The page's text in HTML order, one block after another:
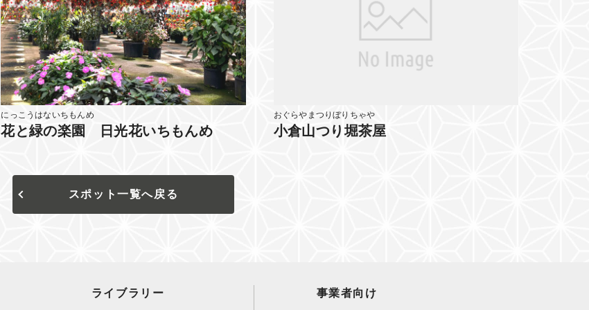
にっこうはないちもんめ
花と緑の楽園 日光花いちもんめ
おぐらやまつりぼりちゃや
小倉山つり堀茶屋
スポット一覧へ戻る
ライブラリー 事業者向け